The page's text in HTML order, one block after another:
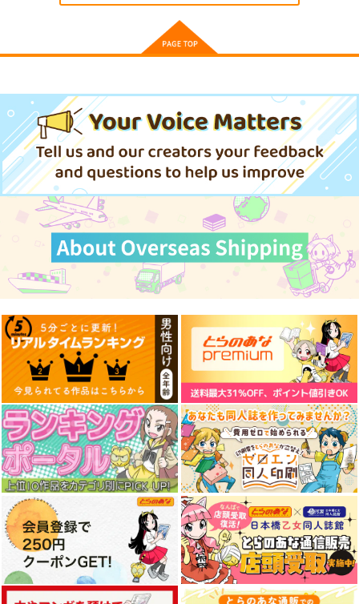
サンプル
斎藤一
海嘯に永訣
Owen
787円 （税込）
Fate/Grand Order
藤丸立香
サンプル
カート
火よ！星の光の瞬きよ
Owen
5,500円（税込）
Fate/Grand Order
巌窟王 エドモン・ダンテス
巌窟王 モンテ・クリスト
藤丸立香サンプル
カート
刑部姫 豪華客船へ行
んじゃめな本舗
605円 （税込）
Fate/Grand Order
刑部姫
蘆屋道満
サンプル
カート
ワダメモ
785円（税込）
サンプル
作品詳細
550円（税込）
サンプル
牛乳石鹸
550円（税込）
サンプル
作品詳細
FGO Illustrations 11
ReDrop
1,320円（税込）
カーマ
サンプル
作品詳細
ぐだ君のモテログ３
PONZOOM
1,210円（税込）
サンプル
作品詳細
FGO Illustrations 9
ReDrop
1,210円（税込）
カーマ
サンプル
作品詳細